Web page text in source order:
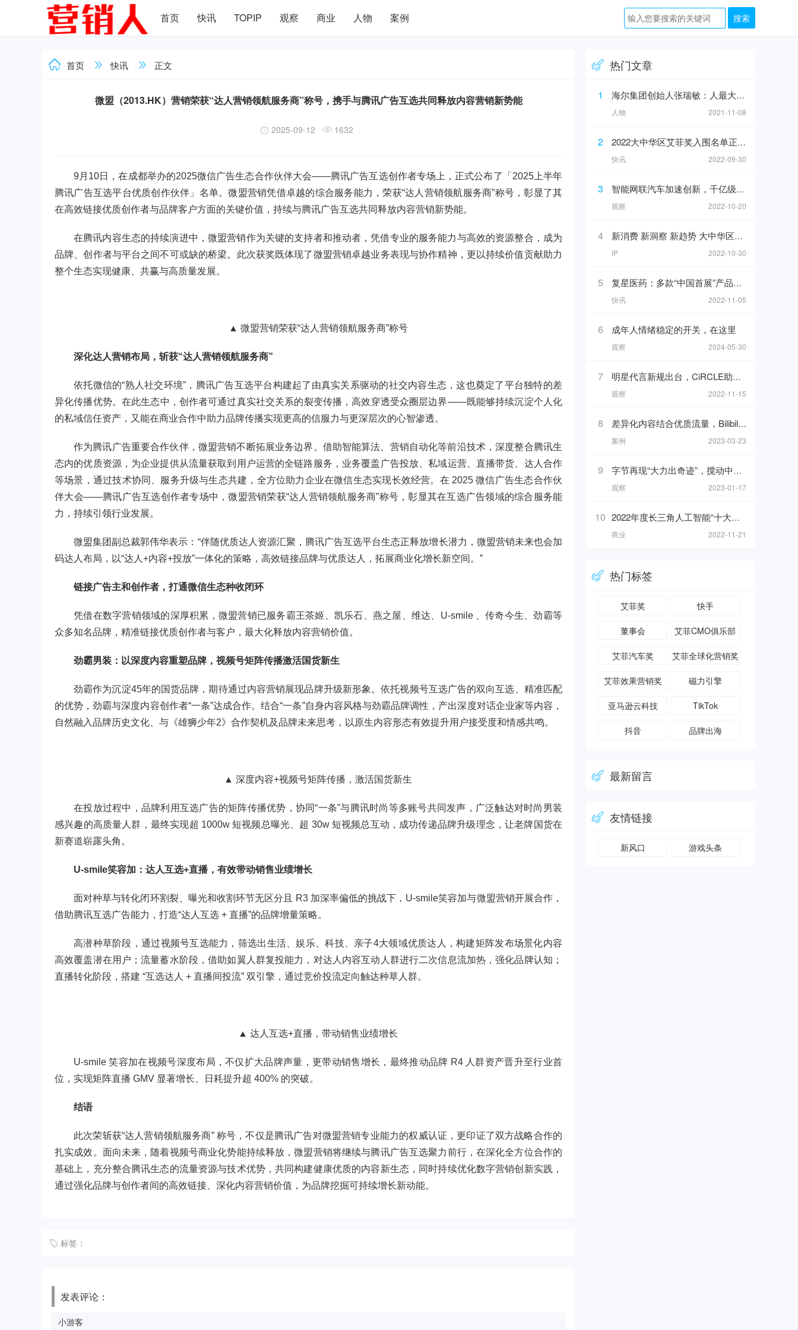
首页 快讯 TOPIP 观察 商业 人物 案例
首页 快讯 正文
微盟（2013.HK）营销荣获“达人营销领航服务商”称号，携手与腾讯广告互选共同释放内容营销新势能
2025-09-12 1632
9月10日，在成都举办的2025微信广告生态合作伙伴大会——腾讯广告互选创作者专场上，正式公布了「2025上半年
腾讯广告互选平台优质创作伙伴」名单。微盟营销凭借卓越的综合服务能力，荣获“达人营销领航服务商”称号，彰显了其
在高效链接优质创作者与品牌客户方面的关键价值，持续与腾讯广告互选共同释放内容营销新势能。
在腾讯内容生态的持续演进中，微盟营销作为关键的支持者和推动者，凭借专业的服务能力与高效的资源整合，成为
品牌、创作者与平台之间不可或缺的桥梁。此次获奖既体现了微盟营销卓越业务表现与协作精神，更以持续价值贡献助力
整个生态实现健康、共赢与高质量发展。
▲ 微盟营销荣获“达人营销领航服务商”称号
深化达人营销布局，斩获“达人营销领航服务商”
依托微信的“熟人社交环境”，腾讯广告互选平台构建起了由真实关系驱动的社交内容生态，这也奠定了平台独特的差
异化传播优势。在此生态中，创作者可通过真实社交关系的裂变传播，高效穿透受众圈层边界——既能够持续沉淀个人化
的私域信任资产，又能在商业合作中助力品牌传播实现更高的信服力与更深层次的心智渗透。
作为腾讯广告重要合作伙伴，微盟营销不断拓展业务边界。借助智能算法、营销自动化等前沿技术，深度整合腾讯生
态内的优质资源，为企业提供从流量获取到用户运营的全链路服务，业务覆盖广告投放、私域运营、直播带货、达人合作
等场景，通过技术协同、服务升级与生态共建，全方位助力企业在微信生态实现长效经营。在 2025 微信广告生态合作伙
伴大会——腾讯广告互选创作者专场中，微盟营销荣获“达人营销领航服务商”称号，彰显其在互选广告领域的综合服务能
力，持续引领行业发展。
微盟集团副总裁郭伟华表示：“伴随优质达人资源汇聚，腾讯广告互选平台生态正释放增长潜力，微盟营销未来也会加
码达人布局，以“达人+内容+投放”一体化的策略，高效链接品牌与优质达人，拓展商业化增长新空间。”
链接广告主和创作者，打通微信生态种收闭环
凭借在数字营销领域的深厚积累，微盟营销已服务霸王茶姬、凯乐石、燕之屋、维达、U-smile 、传奇今生、劲霸等
众多知名品牌，精准链接优质创作者与客户，最大化释放内容营销价值。
劲霸男装：以深度内容重塑品牌，视频号矩阵传播激活国货新生
劲霸作为沉淀45年的国货品牌，期待通过内容营销展现品牌升级新形象。依托视频号互选广告的双向互选、精准匹配
的优势，劲霸与深度内容创作者“一条”达成合作。结合“一条”自身内容风格与劲霸品牌调性，产出深度对话企业家等内容，
自然融入品牌历史文化、与《雄狮少年2》合作契机及品牌未来思考，以原生内容形态有效提升用户接受度和情感共鸣。
▲ 深度内容+视频号矩阵传播，激活国货新生
在投放过程中，品牌利用互选广告的矩阵传播优势，协同“一条”与腾讯时尚等多账号共同发声，广泛触达对时尚男装
感兴趣的高质量人群，最终实现超 1000w 短视频总曝光、超 30w 短视频总互动，成功传递品牌升级理念，让老牌国货在
新赛道崭露头角。
U-smile笑容加：达人互选+直播，有效带动销售业绩增长
面对种草与转化闭环割裂、曝光和收割环节无区分且 R3 加深率偏低的挑战下，U-smile笑容加与微盟营销开展合作，
借助腾讯互选广告能力，打造“达人互选 + 直播”的品牌增量策略。
高潜种草阶段，通过视频号互选能力，筛选出生活、娱乐、科技、亲子4大领域优质达人，构建矩阵发布场景化内容
高效覆盖潜在用户；流量蓄水阶段，借助如翼人群复投能力，对达人内容互动人群进行二次信息流加热，强化品牌认知；
直播转化阶段，搭建 “互选达人 + 直播间投流” 双引擎，通过竞价投流定向触达种草人群。
▲ 达人互选+直播，带动销售业绩增长
U-smile 笑容加在视频号深度布局，不仅扩大品牌声量，更带动销售增长，最终推动品牌 R4 人群资产晋升至行业首
位，实现矩阵直播 GMV 显著增长、日耗提升超 400% 的突破。
结语
此次荣斩获“达人营销领航服务商” 称号，不仅是腾讯广告对微盟营销专业能力的权威认证，更印证了双方战略合作的
扎实成效。面向未来，随着视频号商业化势能持续释放，微盟营销将继续与腾讯广告互选聚力前行，在深化全方位合作的
基础上，充分整合腾讯生态的流量资源与技术优势，共同构建健康优质的内容新生态，同时持续优化数字营销创新实践，
通过强化品牌与创作者间的高效链接、深化内容营销价值，为品牌挖掘可持续增长新动能。
标签：
发表评论：
热门文章
1 海尔集团创始人张瑞敏：人最大的敌人不是人工智能，而是科层制
人物 2021-11-08
2 2022大中华区艾菲奖入围名单正式公布！
快讯 2022-09-30
3 智能网联汽车加速创新，千亿级汽车产业链崛起？
观察 2022-10-20
4 新消费 新洞察 新趋势 大中华区艾菲X途虎养车INNODAY圆满举办！
IP 2022-10-30
5 复星医药：多款“中国首展”产品亮相进博，加速创新产品落地
快讯 2022-11-05
6 成年人情绪稳定的开关，在这里
观察 2024-05-30
7 明星代言新规出台，CiRCLE助你完成1分钟广告代言“健康自检”
观察 2022-11-15
8 差异化内容结合优质流量，Bilibili开启东南亚市场新增长
案例 2023-03-23
9 字节再现“大力出奇迹”，搅动中东直播
观察 2023-01-17
10 2022年度长三角人工智能“十大杰出人物”与“十大创新应用”榜单发布！
商业 2022-11-21
热门标签
艾菲奖 快手
董事会 艾菲CMO俱乐部
艾菲汽车奖 艾菲全球化营销奖
艾菲效果营销奖 磁力引擎
亚马逊云科技 TikTok
抖音 品牌出海
最新留言
友情链接
新风口 游戏头条